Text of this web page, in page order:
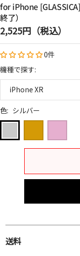
for iPhone
終了）
セ
ー
ル
価
格
2,525円（税込）
0件
機種で探す:
iPhone XR
色: シルバー
ル
ー
ル
ン
ク
送料